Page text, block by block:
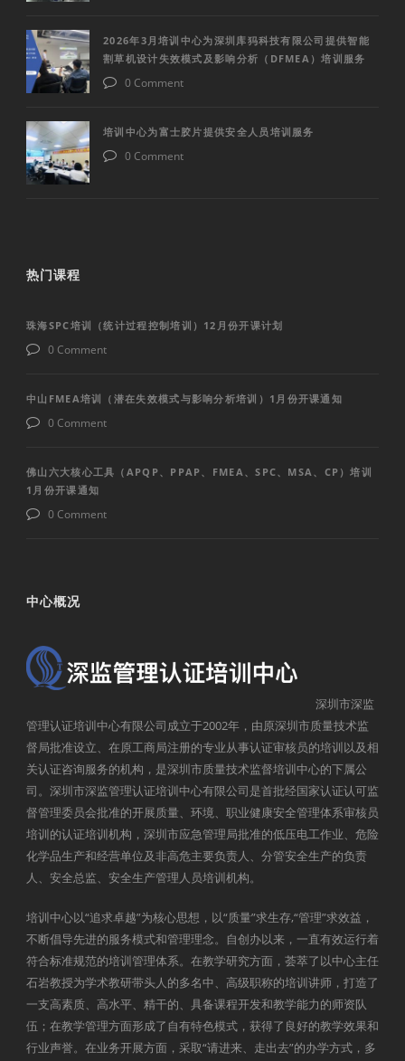
2026年3月培训中心为深圳库犸科技有限公司提供智能
割草机设计失效模式及影响分析（DFMEA）培训服务
0 Comment
培训中心为富士胶片提供安全人员培训服务
0 Comment
热门课程
珠海SPC培训（统计过程控制培训）12月份开课计划
0 Comment
中山FMEA培训（潜在失效模式与影响分析培训）1月份开课通知
0 Comment
佛山六大核心工具（APQP、PPAP、FMEA、SPC、MSA、CP）培训
1月份开课通知
0 Comment
中心概况
深圳市深监
管理认证培训中心有限公司成立于2002年，由原深圳市质量技术监
督局批准设立、在原工商局注册的专业从事认证审核员的培训以及相
关认证咨询服务的机构，是深圳市质量技术监督培训中心的下属公
司。深圳市深监管理认证培训中心有限公司是首批经国家认证认可监
督管理委员会批准的开展质量、环境、职业健康安全管理体系审核员
培训的认证培训机构，深圳市应急管理局批准的低压电工作业、危险
化学品生产和经营单位及非高危主要负责人、分管安全生产的负责
人、安全总监、安全生产管理人员培训机构。
培训中心以“追求卓越”为核心思想，以“质量”求生存,“管理”求效益，
不断倡导先进的服务模式和管理理念。自创办以来，一直有效运行着
符合标准规范的培训管理体系。在教学研究方面，荟萃了以中心主任
石岩教授为学术教研带头人的多名中、高级职称的培训讲师，打造了
一支高素质、高水平、精干的、具备课程开发和教学能力的师资队
伍；在教学管理方面形成了自有特色模式，获得了良好的教学效果和
行业声誉。在业务开展方面，采取“请进来、走出去”的办学方式，多